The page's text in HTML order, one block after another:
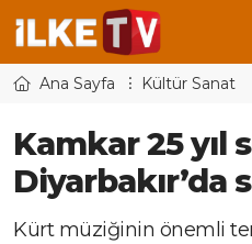
Ana Sayfa Kültür Sanat
Kamkar 25 yıl
Diyarbakır’da
Kürt müziğinin önemli